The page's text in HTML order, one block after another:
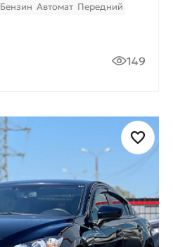
Бензин Автомат Передний
149